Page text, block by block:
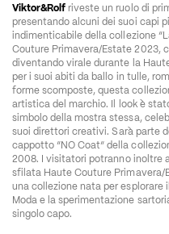
Viktor&Rolf riveste un ruolo di
presentando alcuni dei suoi capi
indimenticabile della collezione
Couture Primavera/Estate 2023,
diventando virale durante la
per i suoi abiti da ballo in tulle,
forme scomposte, questa
artistica del marchio. Il look è
simbolo della mostra stessa,
suoi direttori creativi. Sarà parte
cappotto “NO Coat” della
2008. I visitatori potranno inoltre
sfilata Haute Couture Primavera/
una collezione nata per esplorare
Moda e la sperimentazione
singolo capo.